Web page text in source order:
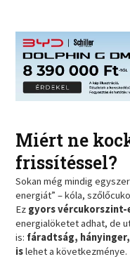
Miért ne
frissítéssel?
Sokan még mindig
energiát” – kóla,
Ez gyors vércukorszint-
energialöketet adhat, de
is: fáradtság,
islehet a következménye.